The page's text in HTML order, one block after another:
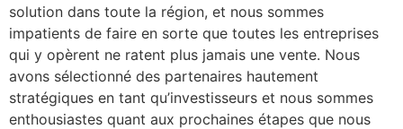
solution dans toute la région, et nous sommes
impatients de faire en sorte que toutes les entreprises
qui y opèrent ne ratent plus jamais une vente. Nous
avons sélectionné des partenaires hautement
stratégiques en tant qu’investisseurs et nous sommes
enthousiastes quant aux prochaines étapes que nous